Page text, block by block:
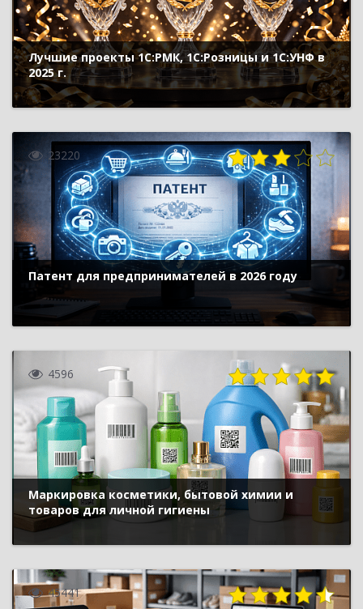
Лучшие проекты 1С:РМК, 1С:Розницы и 1С:УНФ в
2025 г.
23220
Патент для предпринимателей в 2026 году
4596
Маркировка косметики, бытовой химии и
товаров для личной гигиены
45441